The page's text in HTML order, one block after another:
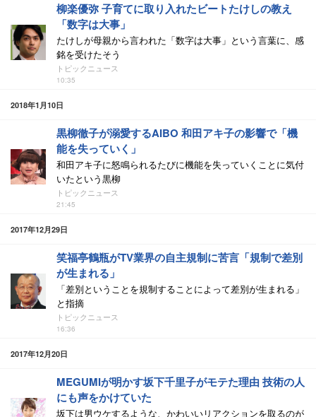
柳楽優弥 子育てに取り入れたビートたけしの教え
「数字は大事」
たけしが母親から言われた「数字は大事」という言葉に、感
銘を受けたそう
トピックニュース
10:35
2018年1月10日
黒柳徹子が溺愛するAIBO 和田アキ子の影響で「機
能を失っていく」
和田アキ子に怒鳴られるたびに機能を失っていくことに気付
いたという黒柳
トピックニュース
21:45
2017年12月29日
笑福亭鶴瓶がTV業界の自主規制に苦言「規制で差別
が生まれる」
「差別ということを規制することによって差別が生まれる」
と指摘
トピックニュース
16:36
2017年12月20日
MEGUMIが明かす坂下千里子がモテた理由 技術の人
にも声をかけていた
坂下は男ウケするような、かわいいリアクションを取るのが